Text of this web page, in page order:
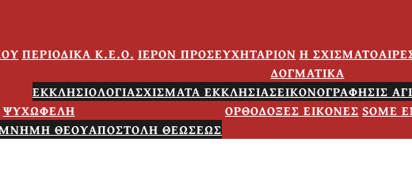
ΠΕΡΙΟΔΙΚΑ Κ.Ε.Ο. ΙΕΡΟΝ ΠΡΟΣΕΥΧΗΤΑΡΙΟΝ Η
ΔΟΓΜΑΤΙΚΑ
ΕΚΚΛΗΣΙΟΛΟΓΙΑΣΧΙΣΜΑΤΑ ΕΚΚΛΗΣΙΑΣΕΙΚΟΝΟΓΡΑΦΗΣΙΣ
ΨΥΧΩΦΕΛΗ
ΘΕΟΥΑΠΟΣΤΟΛΗ ΘΕΩΣΕΩΣ
ΟΡΘΟΔΟΞΕΣ ΕΙΚΟΝΕΣ SOME